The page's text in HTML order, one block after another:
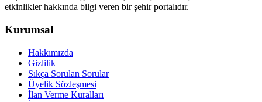
etkinlikler hakkında bilgi veren bir şehir portalıdır.
Kurumsal
Hakkımızda
Gizlilik
Sıkça Sorulan Sorular
Üyelik Sözleşmesi
İlan Verme Kuralları